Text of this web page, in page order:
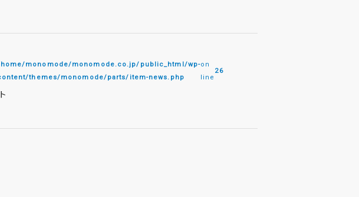
monomode/monomode.co.jp/public_html/wp-
themes/monomode/parts/item-news.php
on
line
26